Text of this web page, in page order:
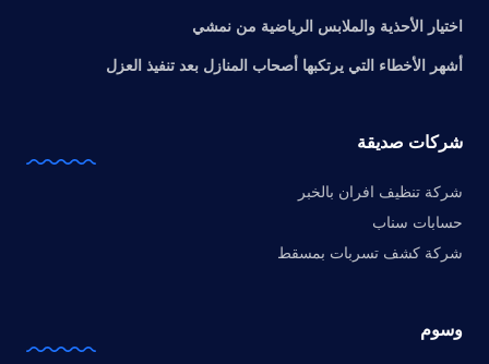
اختيار الأحذية والملابس الرياضية من نمشي
أشهر الأخطاء التي يرتكبها أصحاب المنازل بعد تنفيذ العزل
شركات صديقة
شركة تنظيف افران بالخبر
حسابات سناب
شركة كشف تسربات بمسقط
وسوم